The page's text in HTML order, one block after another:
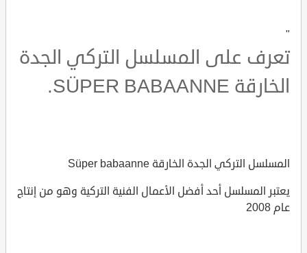
"
تعرف على المسلسل التركي الجدة
الخارقة SÜPER BABAANNE.
المسلسل التركي الجدة الخارقة Süper babaanne
يعتبر المسلسل أحد أفضل الأعمال الفنية التركية وهو من إنتاج
عام 2008